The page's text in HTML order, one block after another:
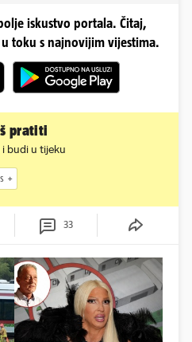
iskustvo portala. Čitaj,
toku s najnovijim vijestima.
pratiti
budi u tijeku
33